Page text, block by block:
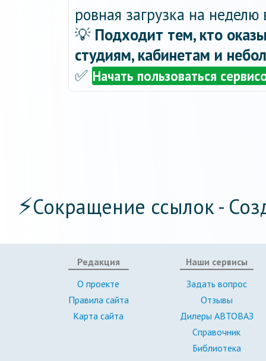
ровная загрузка на неделю
💡 Подходит тем, кто
студиям, кабинетам и
✅ Начать пользоваться
⚡Сокращение ссылок -
Редакция
О проекте
Правила сайта
Карта сайта
Наши сервисы
Задать вопрос
Отзывы
Дилеры АВТОВАЗ
Справочник
Библиотека